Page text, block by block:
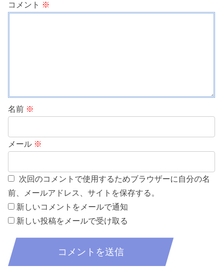
コメント ※
名前 ※
メール ※
次回のコメントで使用するためブラウザーに自分の名
前、メールアドレス、サイトを保存する。
新しいコメントをメールで通知
新しい投稿をメールで受け取る